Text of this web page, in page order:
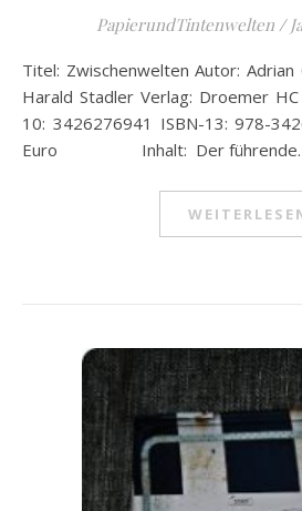
PapierundTintenwelten /
Titel: Zwischenwelten Autor: Adrian Owen Übersetzer: Dr.
Harald Stadler Verlag: Droemer
10: 3426276941 ISBN-13: 978-
Euro Inhalt: Der